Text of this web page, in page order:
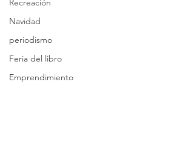
Recreación
Navidad
periodismo
Feria del libro
Emprendimiento